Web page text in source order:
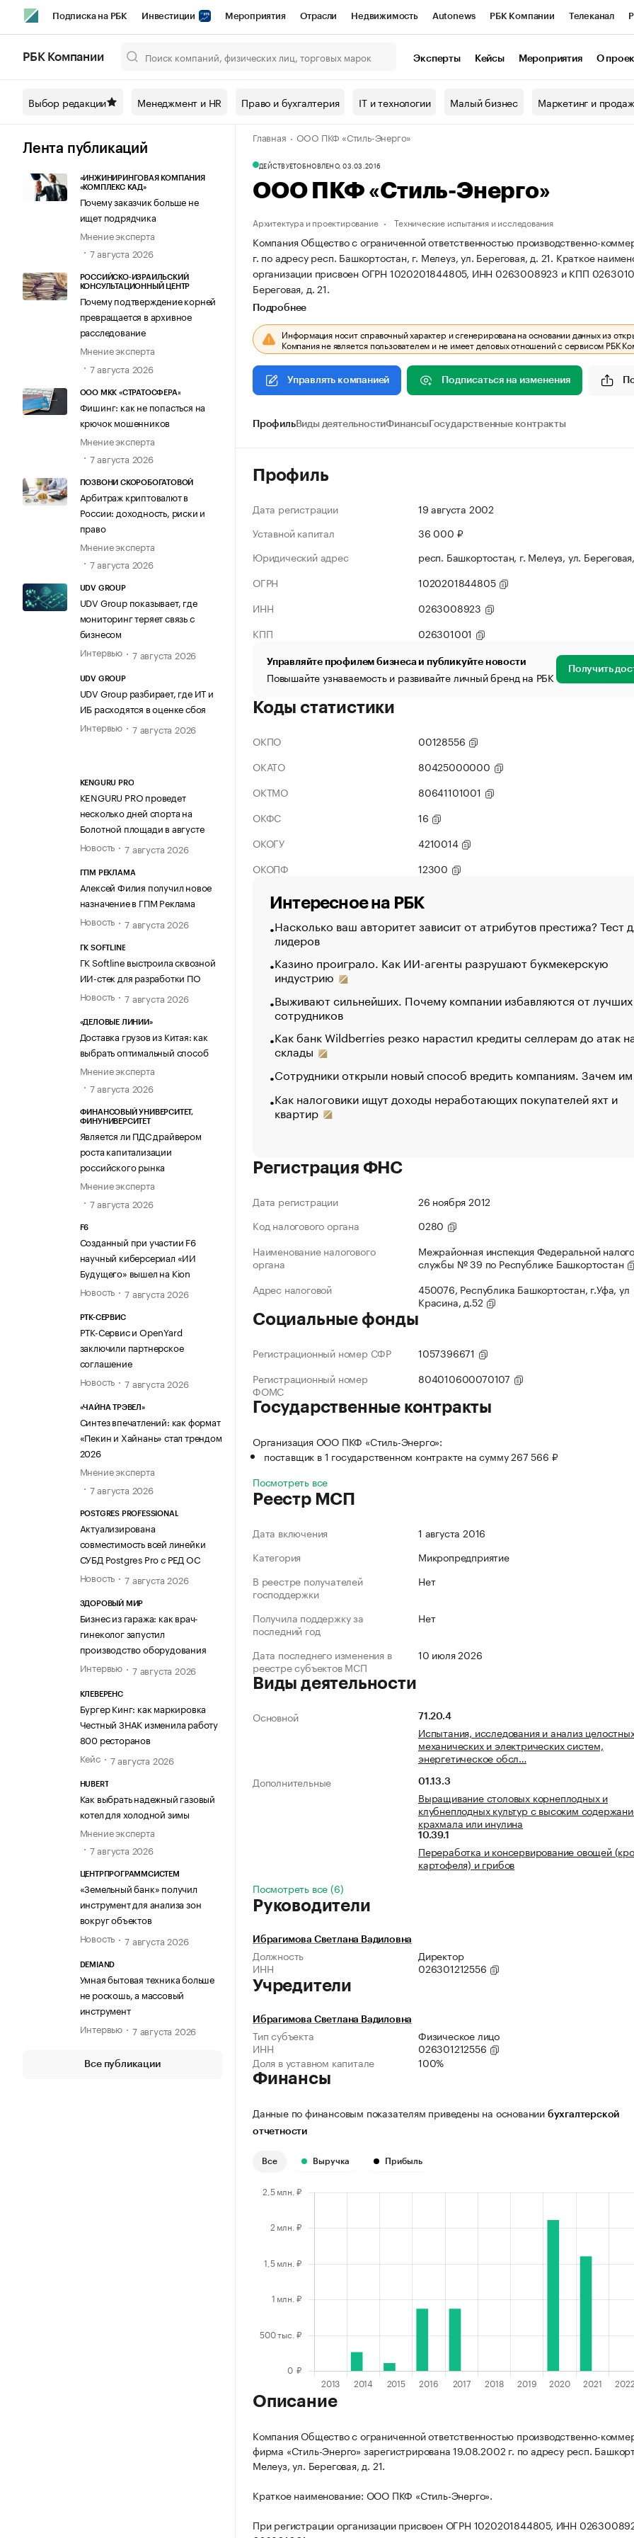
Подписка на РБК Инвестиции Мероприятия Отрасли Недвижимость Autonews РБК Компании Телеканал
Спецпроекты СПб Конференции СПб Спецпроекты Проверка контрагентов
Технологии и медиа Рынок наличной валюты
РБК Компании Эксперты Кейсы Мероприятия О
Выбор редакции Менеджмент и HR Право и бухгалтерия IT и технологии Малый бизнес Маркетинг и
Лента публикаций
«ИНЖИНИРИНГОВАЯ КОМПАНИЯ
«КОМПЛЕКС КАД»
Почему заказчик больше не
ищет подрядчика
Мнение эксперта
7 августа 2026
РОССИЙСКО-ИЗРАИЛЬСКИЙ
КОНСУЛЬТАЦИОННЫЙ ЦЕНТР
Почему подтверждение корней
превращается в архивное
расследование
Мнение эксперта
7 августа 2026
ООО МКК «СТРАТОСФЕРА»
Фишинг: как не попасться на
крючок мошенников
Мнение эксперта
7 августа 2026
ПОЗВОНИ СКОРОБОГАТОВОЙ
Арбитраж криптовалют в
России: доходность, риски и
право
Мнение эксперта
7 августа 2026
UDV GROUP
UDV Group показывает, где
мониторинг теряет связь с
бизнесом
Интервью
7 августа 2026
UDV GROUP
UDV Group разбирает, где ИТ и
ИБ расходятся в оценке сбоя
Интервью
7 августа 2026
KENGURU PRO
KENGURU PRO проведет
несколько дней спорта на
Болотной площади в августе
Новость
7 августа 2026
ГПМ РЕКЛАМА
Алексей Филия получил новое
назначение в ГПМ Реклама
Новость
7 августа 2026
ГК SOFTLINE
ГК Softline выстроила сквозной
ИИ-стек для разработки ПО
Новость
7 августа 2026
«ДЕЛОВЫЕ ЛИНИИ»
Доставка грузов из Китая: как
выбрать оптимальный способ
Мнение эксперта
7 августа 2026
ФИНАНСОВЫЙ УНИВЕРСИТЕТ,
ФИНУНИВЕРСИТЕТ
Является ли ПДС драйвером
роста капитализации
российского рынка
Мнение эксперта
7 августа 2026
F6
Созданный при участии F6
научный киберсериал «ИИ
Будущего» вышел на Kion
Новость
7 августа 2026
РТК-СЕРВИС
РТК-Сервис и OpenYard
заключили партнерское
соглашение
Новость
7 августа 2026
«ЧАЙНА ТРЭВЕЛ»
Синтез впечатлений: как формат
«Пекин и Хайнань» стал трендом
2026
Мнение эксперта
7 августа 2026
POSTGRES PROFESSIONAL
Актуализирована
совместимость всей линейки
СУБД Postgres Pro с РЕД ОС
Новость
7 августа 2026
ЗДОРОВЫЙ МИР
Бизнес из гаража: как врач-
гинеколог запустил
производство оборудования
Интервью
7 августа 2026
КЛЕВЕРЕНС
Бургер Кинг: как маркировка
Честный ЗНАК изменила работу
800 ресторанов
Кейс
7 августа 2026
HUBERT
Как выбрать надежный газовый
котел для холодной зимы
Мнение эксперта
7 августа 2026
ЦЕНТРПРОГРАММСИСТЕМ
«Земельный банк» получил
инструмент для анализа зон
вокруг объектов
Новость
7 августа 2026
DEMIAND
Умная бытовая техника больше
не роскошь, а массовый
инструмент
Интервью
7 августа 2026
Все публикации
Главная ООО ПКФ «Стиль-Энерго»
ДЕЙСТВУЕТОБНОВЛЕНО, 03.03.2016
ООО ПКФ «Стиль-Энерго»
Архитектура и проектирование Технические испытания и исследования
Компания Общество с ограниченной ответственностью производственно-
г. по адресу респ. Башкортостан, г. Мелеуз, ул. Береговая, д. 21. Краткое
организации присвоен ОГРН 1020201844805, ИНН 0263008923 и КПП
Береговая, д. 21.
Подробнее
Информация носит справочный характер и сгенерирована на основании данных из
Компания не является пользователем и не имеет деловых отношений с сервисом РБК
Управлять компанией Подписаться на изменения
ПрофильВиды деятельностиФинансыГосударственные контракты
Профиль
Дата регистрации
19 августа 2002
Уставной капитал
36 000 ₽
Юридический адрес
респ. Башкортостан, г. Мелеуз, ул.
ОГРН
1020201844805
ИНН
0263008923
КПП
026301001
Управляйте профилем бизнеса и публикуйте новости
Повышайте узнаваемость и развивайте личный бренд на РБК Получить
Коды статистики
ОКПО
00128556
ОКАТО
80425000000
ОКТМО
80641101001
ОКФС
16
ОКОГУ
4210014
ОКОПФ
12300
Интересное на РБК
Насколько ваш авторитет зависит от атрибутов престижа? Тест
лидеров
Казино проиграло. Как ИИ-агенты разрушают букмекерскую
индустрию
Выживают сильнейших. Почему компании избавляются от лучших
сотрудников
Как банк Wildberries резко нарастил кредиты селлерам до атак
склады
Сотрудники открыли новый способ вредить компаниям. Зачем
Как налоговики ищут доходы неработающих покупателей яхт и
квартир
Регистрация ФНС
Дата регистрации
26 ноября 2012
Код налогового органа
0280
Наименование налогового
органа
Межрайонная инспекция Федеральной
службы № 39 по Республике Башкортостан
Адрес налоговой
450076, Республика Башкортостан, г.Уфа, ул
Красина, д.52
Социальные фонды
Регистрационный номер СФР
1057396671
Регистрационный номер
ФОМС
804010600070107
Государственные контракты
Организация ООО ПКФ «Стиль-Энерго»:
поставщик в 1 государственном контракте на сумму 267 566 ₽
Посмотреть все
Реестр МСП
Дата включения
1 августа 2016
Категория
Микропредприятие
В реестре получателей
господдержки
Нет
Получила поддержку за
последний год
Нет
Дата последнего изменения в
реестре субъектов МСП
10 июля 2026
Виды деятельности
Основной 71.20.4
Испытания, исследования и анализ
механических и электрических систем,
энергетическое обсл…
Дополнительные
01.13.3
Выращивание столовых корнеплодных и
клубнеплодных культур с высоким
крахмала или инулина
10.39.1
Переработка и консервирование овощей
картофеля) и грибов
Посмотреть все (6)
Руководители
Ибрагимова Светлана Вадиловна
Должность
Директор
ИНН
026301212556
Учредители
Ибрагимова Светлана Вадиловна
Тип субъекта
Физическое лицо
ИНН
026301212556
Доля в уставном капитале
100%
Финансы
Данные по финансовым показателям приведены на основании бухгалтерской
отчетности
Все Выручка Прибыль
Описание
Компания Общество с ограниченной ответственностью производственно-
фирма «Стиль-Энерго» зарегистрирована 19.08.2002 г. по адресу респ.
Мелеуз, ул. Береговая, д. 21.
Краткое наименование: ООО ПКФ «Стиль-Энерго».
При регистрации организации присвоен ОГРН 1020201844805, ИНН